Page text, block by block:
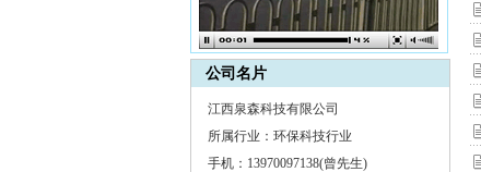
公司名片
江西泉森科技有限公司
所属行业：环保科技行业
手机：13970097138(曾先生)